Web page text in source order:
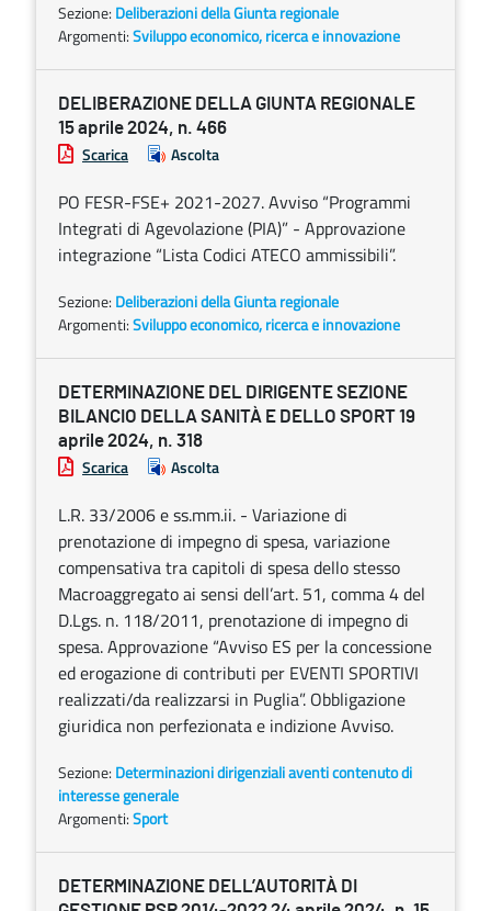
Sezione: Deliberazioni della Giunta regionale
Argomenti:Sviluppo economico, ricerca e innovazione
DELIBERAZIONE DELLA GIUNTA REGIONALE
15 aprile 2024, n. 466
Scarica Ascolta
PO FESR-FSE+ 2021-2027. Avviso “Programmi
Integrati di Agevolazione (PIA)” - Approvazione
integrazione “Lista Codici ATECO ammissibili”.
Sezione: Deliberazioni della Giunta regionale
Argomenti:Sviluppo economico, ricerca e innovazione
DETERMINAZIONE DEL DIRIGENTE SEZIONE
BILANCIO DELLA SANITÀ E DELLO SPORT 19
aprile 2024, n. 318
Scarica Ascolta
L.R. 33/2006 e ss.mm.ii. - Variazione di
prenotazione di impegno di spesa, variazione
compensativa tra capitoli di spesa dello stesso
Macroaggregato ai sensi dell’art. 51, comma 4 del
D.Lgs. n. 118/2011, prenotazione di impegno di
spesa. Approvazione “Avviso ES per la concessione
ed erogazione di contributi per EVENTI SPORTIVI
realizzati/da realizzarsi in Puglia”. Obbligazione
giuridica non perfezionata e indizione Avviso.
Sezione: Determinazioni dirigenziali aventi contenuto di
interesse generale
Argomenti:Sport
DETERMINAZIONE DELL’AUTORITÀ DI